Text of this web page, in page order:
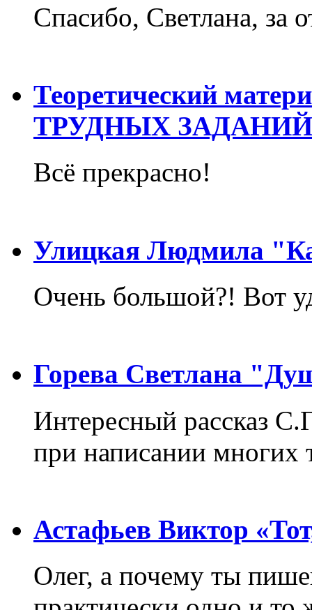
Спасибо, Светлана, за
Теоретический
ТРУДНЫХ
Всё прекрасно!
Улицкая Людмила
Очень большой?! Вот
Горева Светлана
Интересный рассказ
при написании многих
Астафьев Виктор
Олег, а почему ты